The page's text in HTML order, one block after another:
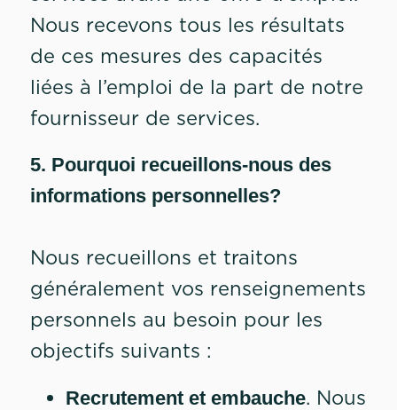
Nous recevons tous les résultats
de ces mesures des capacités
liées à l’emploi de la part de notre
fournisseur de services.
5. Pourquoi recueillons-nous des
informations personnelles?
Nous recueillons et traitons
généralement vos renseignements
personnels au besoin pour les
objectifs suivants :
Recrutement et embauche. Nous